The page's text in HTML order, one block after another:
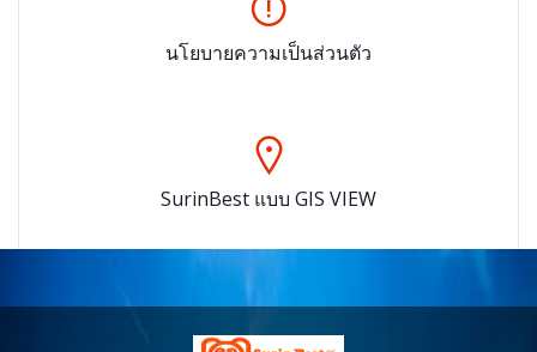
นโยบายความเป็นส่วนตัว
SurinBest แบบ GIS VIEW